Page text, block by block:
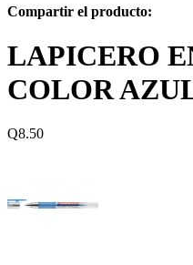
Compartir el producto:
LAPICERO
COLOR
Q8.50